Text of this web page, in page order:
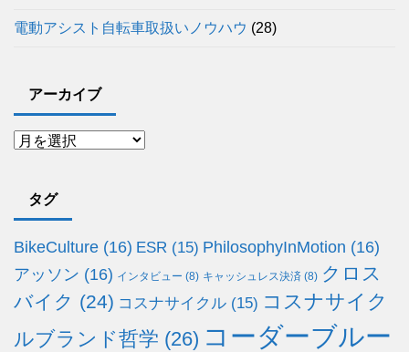
電動アシスト自転車取扱いノウハウ (28)
アーカイブ
タグ
BikeCulture (16) ESR (15) PhilosophyInMotion (16)
アッソン (16) インタビュー (8) キャッシュレス決済 (8) クロス
バイク (24) コスナサイクル (15) コスナサイク
ルブランド哲学 (26) コーダーブルー